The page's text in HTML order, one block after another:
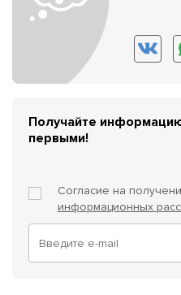
Получайте
первыми!
Согласие на
информационных